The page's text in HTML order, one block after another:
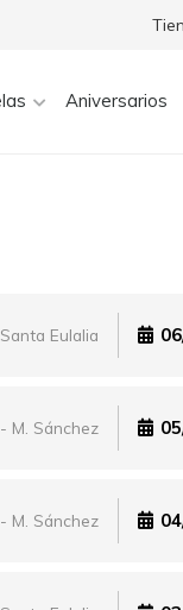
Aniversarios
Eulalia
M. Sánchez
M. Sánchez